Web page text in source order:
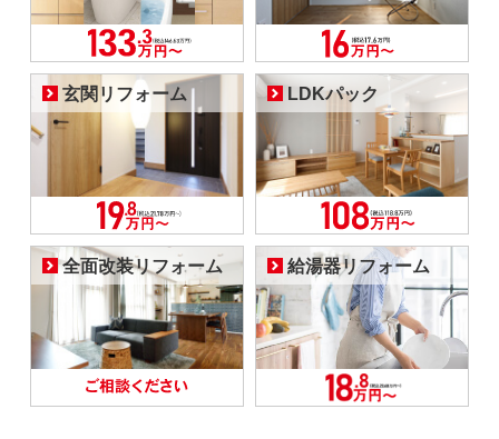
玄関リフォーム LDKパック
全面改装リフォーム 給湯器リフォーム